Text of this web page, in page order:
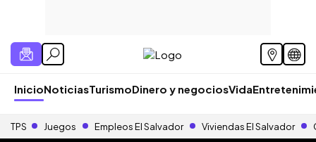
InicioNoticiasTurismoDinero y negociosVida
TPS Juegos Empleos El Salvador Viviendas El Salvador